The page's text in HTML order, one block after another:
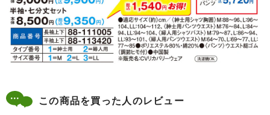
この商品を買った人のレビュー